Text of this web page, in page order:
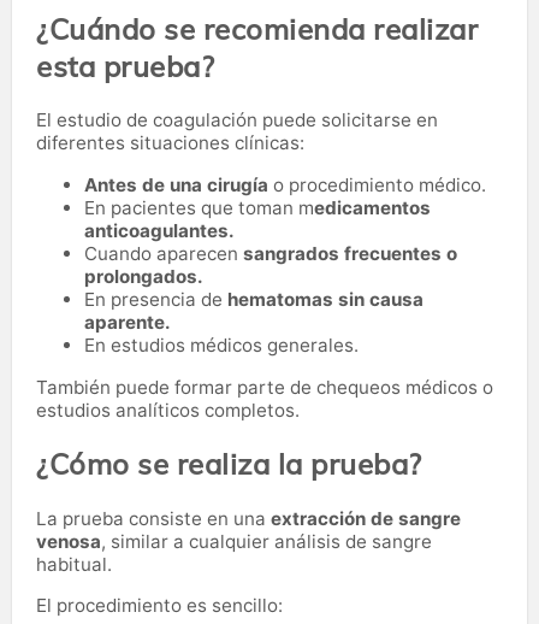
¿Cuándo se recomienda realizar
esta prueba?
El estudio de coagulación puede solicitarse en
diferentes situaciones clínicas:
Antes de una cirugía o procedimiento médico.
En pacientes que toman medicamentos
anticoagulantes.
Cuando aparecen sangrados frecuentes o
prolongados.
En presencia de hematomas sin causa
aparente.
En estudios médicos generales.
También puede formar parte de chequeos médicos o
estudios analíticos completos.
¿Cómo se realiza la prueba?
La prueba consiste en una extracción de sangre
venosa, similar a cualquier análisis de sangre
habitual.
El procedimiento es sencillo: